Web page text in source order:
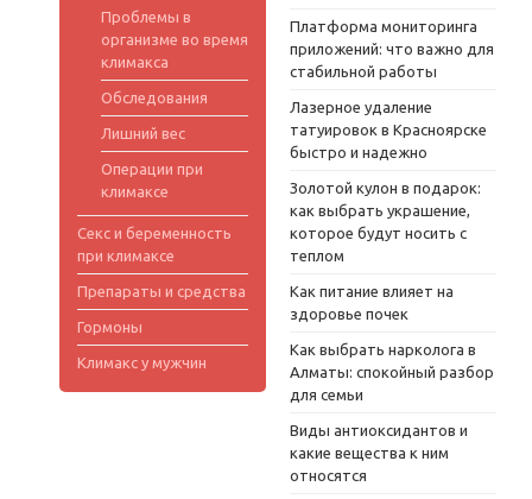
Проблемы в
организме во время
климакса
Обследования
Лишний вес
Операции при
климаксе
Секс и беременность
при климаксе
Препараты и средства
Гормоны
Климакс у мужчин
Платформа мониторинга
приложений: что важно для
стабильной работы
Лазерное удаление
татуировок в Красноярске
быстро и надежно
Золотой кулон в подарок:
как выбрать украшение,
которое будут носить с
теплом
Как питание влияет на
здоровье почек
Как выбрать нарколога в
Алматы: спокойный разбор
для семьи
Виды антиоксидантов и
какие вещества к ним
относятся